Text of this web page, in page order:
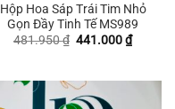
Hộp Hoa Sáp Trái Tim Nhỏ
Gọn Đầy Tinh Tế MS989
481.950₫ Giá
441.000₫Giá
hiện